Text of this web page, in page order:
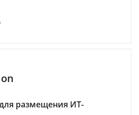
размещения ИТ-